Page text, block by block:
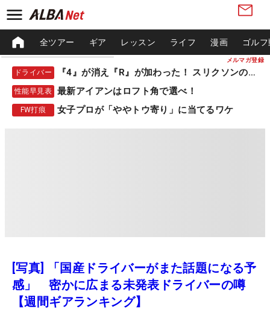
メルマガ登録
全ツアー ギア レッスン ライフ 漫画 ゴル
ドライバー 『4』が消え『R』が加わった！ スリクソンの新作
性能早見表 最新アイアンはロフト角で選べ！
FW打痕 女子プロが「ややトウ寄り」に当てるワケ
[写真] 「国産ドライバーがまた話題になる予
感」 密かに広まる未発表ドライバーの噂
【週間ギアランキング】